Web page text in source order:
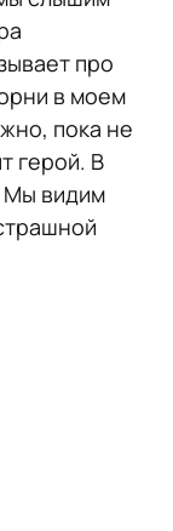
про
в моем
пока не
герой. В
Мы видим